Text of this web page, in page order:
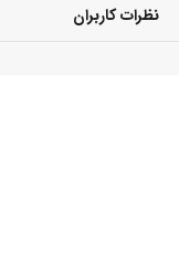
نظرات کاربران